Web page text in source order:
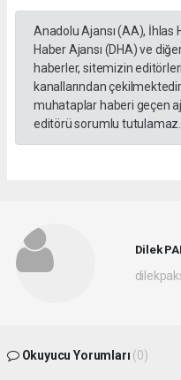
Anadolu Ajansı (AA), İhlas
Haber Ajansı (DHA) ve
haberler, sitemizin
kanallarından
muhataplar haberi geçen
editörü sorumlu tutulamaz...
Dilek
Okuyucu Yorumları (0)